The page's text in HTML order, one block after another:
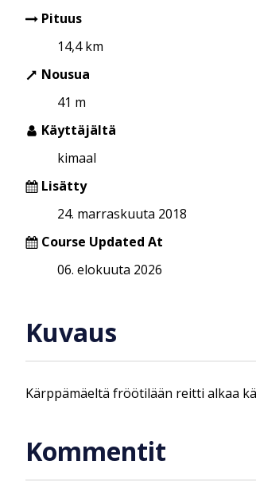
Pituus
14,4 km
Nousua
41 m
Käyttäjältä
kimaal
Lisätty
24. marraskuuta 2018
Course Updated At
06. elokuuta 2026
Kuvaus
Kärppämäeltä fröötilään reitti alkaa
Kommentit